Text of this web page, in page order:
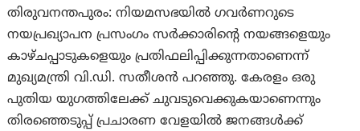
തിരുവനന്തപുരം: നിയമസഭയിൽ ഗവർണറുടെ
നയപ്രഖ്യാപന പ്രസംഗം സർക്കാരിന്റെ നയങ്ങളെയും
കാഴ്ചപ്പാടുകളെയും പ്രതിഫലിപ്പിക്കുന്നതാണെന്ന്
മുഖ്യമന്ത്രി വി.ഡി. സതീശൻ പറഞ്ഞു. കേരളം ഒരു
പുതിയ യുഗത്തിലേക്ക് ചുവടുവെക്കുകയാണെന്നും
തിരഞ്ഞെടുപ്പ് പ്രചാരണ വേളയിൽ ജനങ്ങൾക്ക്